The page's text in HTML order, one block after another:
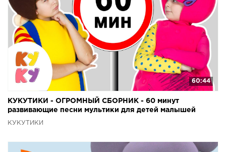
60:44
КУКУТИКИ - ОГРОМНЫЙ СБОРНИК - 60 минут
развивающие песни мультики для детей малышей
КУКУТИКИ